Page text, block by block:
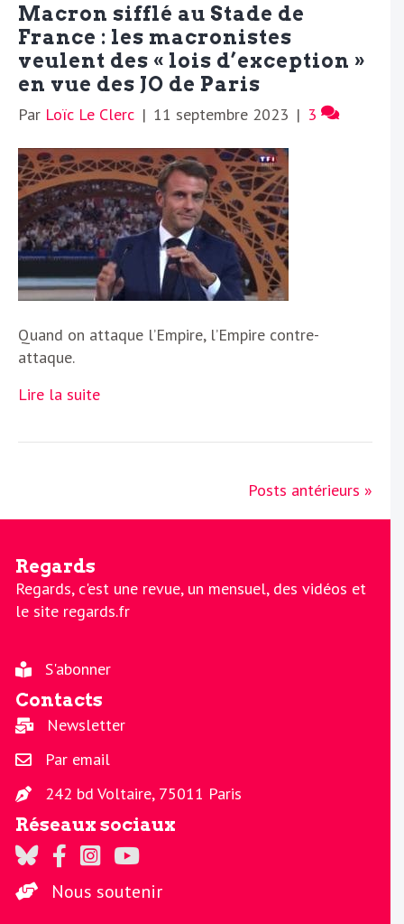
Macron sifflé au Stade de
France : les macronistes
veulent des « lois d’exception »
en vue des JO de Paris
Par Loïc Le Clerc | 11 septembre 2023 | 3
Quand on attaque l’Empire, l’Empire contre-
attaque.
Lire la suite
Posts antérieurs »
Regards
Regards, c'est une revue, un mensuel, des vidéos et
le site regards.fr
S'abonner
Contacts
Newsletter
Par email
242 bd Voltaire, 75011 Paris
Réseaux sociaux
Regards sur Twitter
Regards sur Facebook
Regards sur Instagram
La chaine Regards sur Youtube
Nous soutenir